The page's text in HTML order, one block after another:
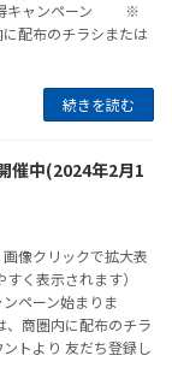
キャンペーン ※
配布のチラシまたは
続きを読む
催中(2024年2月1
クで拡大表
く表示されます）
ペーン始まりま
圏内に配布のチラ
トより 友だち登録し